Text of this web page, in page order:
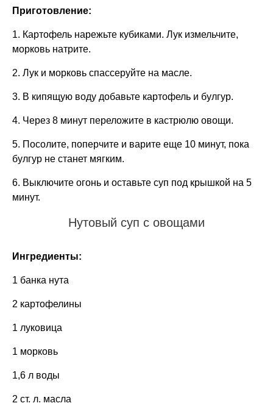
Приготовление:
1. Картофель нарежьте кубиками. Лук измельчите,
морковь натрите.
2. Лук и морковь спассеруйте на масле.
3. В кипящую воду добавьте картофель и булгур.
4. Через 8 минут переложите в кастрюлю овощи.
5. Посолите, поперчите и варите еще 10 минут, пока
булгур не станет мягким.
6. Выключите огонь и оставьте суп под крышкой на 5
минут.
Нутовый суп с овощами
Ингредиенты:
1 банка нута
2 картофелины
1 луковица
1 морковь
1,6 л воды
2 ст. л. масла